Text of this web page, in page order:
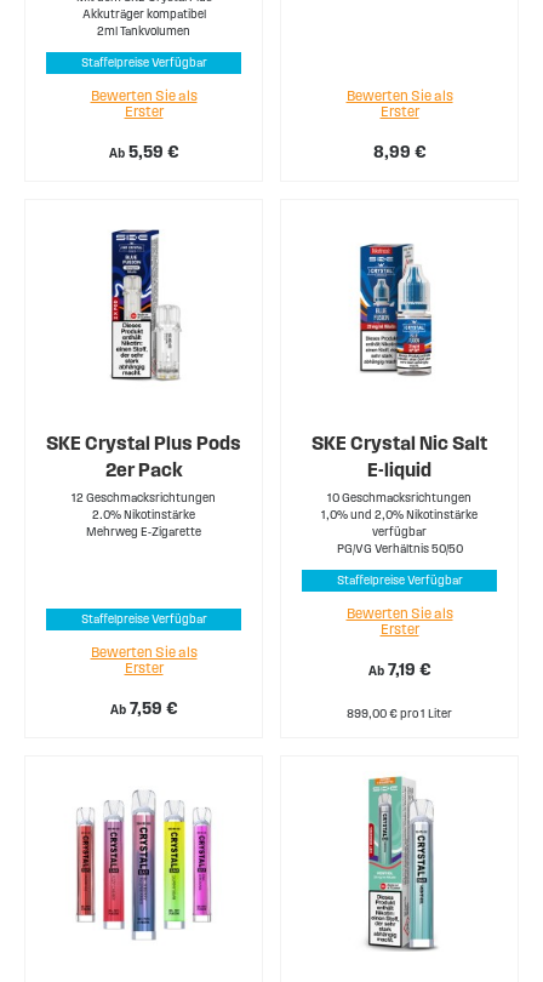
Akkuträger kompatibel
2ml Tankvolumen
Staffelpreise Verfügbar
Ab 5,59 €
Bewerten Sie als
Erster
8,99 €
Bewerten Sie als
Erster
SKE Crystal Plus Pods
2er Pack
12 Geschmacksrichtungen
2.0% Nikotinstärke
Mehrweg E-Zigarette
Staffelpreise Verfügbar
Ab 7,59 €
Bewerten Sie als
Erster
SKE Crystal Nic Salt
E-liquid
10 Geschmacksrichtungen
1,0% und 2,0% Nikotinstärke
verfügbar
PG/VG Verhältnis 50/50
Staffelpreise Verfügbar
Ab 7,19 €
Bewerten Sie als
Erster
899,00 € pro 1 Liter